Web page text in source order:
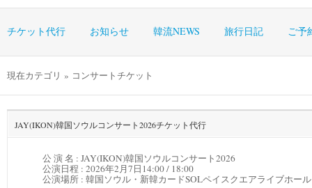
チケット代行 お知らせ 韓流NEWS 旅行日記 ご予
現在カテゴリ » コンサートチケット
JAY(IKON)韓国ソウルコンサート2026チケット代行
公 演 名 : JAY(IKON)韓国ソウルコンサート2026
公演日程 : 2026年2月7日14:00 / 18:00
公演場所 : 韓国ソウル・新韓カードSOLペイスクエアライブホール